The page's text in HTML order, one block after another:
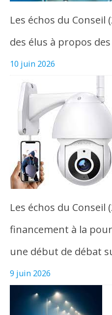
Les échos du Conseil
des élus à propos
10 juin 2026
Les échos du Conseil
financement à la
une début de débat
9 juin 2026